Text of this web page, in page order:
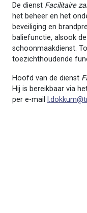
De dienst Facilitaire
het beheer en het
beveiliging en
baliefunctie, alsook
schoonmaakdienst.
toezichthoudende
Hoofd van de dienst
Hij is bereikbaar via
per e-mail